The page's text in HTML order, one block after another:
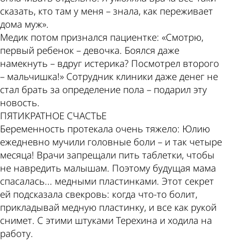
сказать, кто там у меня – знала, как переживает
дома муж».
Медик потом признался пациентке: «Смотрю,
первый ребенок – девочка. Боялся даже
намекнуть – вдруг истерика? Посмотрел второго
– мальчишка!» Сотрудник клиники даже денег не
стал брать за определение пола – подарил эту
новость.
ПЯТИКРАТНОЕ СЧАСТЬЕ
Беременность протекала очень тяжело: Юлию
ежедневно мучили головные боли – и так четыре
месяца! Врачи запрещали пить таблетки, чтобы
не навредить малышам. Поэтому будущая мама
спасалась... медными пластинками. Этот секрет
ей подсказала свекровь: когда что-то болит,
прикладывай медную пластинку, и все как рукой
снимет. С этими штуками Терехина и ходила на
работу.